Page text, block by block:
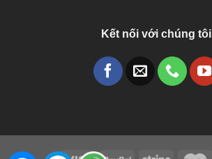
Kết nối với chúng tôi